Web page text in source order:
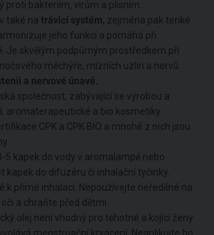
proti bakteriím, virům a plísním.
také na trávicí systém, zejména pak tenké
jeho funkci a pomáhá při
Je skvělým podpůrným prostředkem při
měchýře, mízních uzlin a nervů.
a nervové únavě.
společnost, zabývající se výrobou a
aromaterapeutické a bio kosmetiky.
CPK a CPK BIO a mnohé z nich jsou
5 kapek do vody v aromalampě nebo
kapek do difuzéru či inhalační tyčinky.
k přímé inhalaci. Nepoužívejte neředěné na
a chraňte před dětmi.
olej není vhodný pro těhotné a kojící ženy
menstruační krvácení. Neaplikujte ho